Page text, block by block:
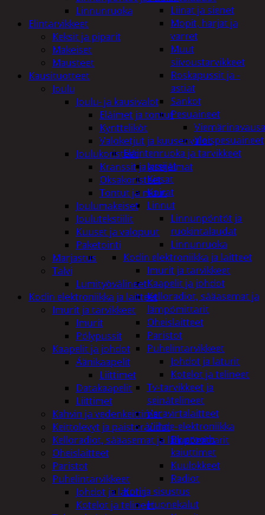
Liinat ja sienet
Mopit, harjat ja
varret
Muut
siivoustarvikkeet
Roskapussit ja -
astiat
Sankot
Pesuaineet
Yleispesuaineet
Eläintenruoka ja tarvikkeet
Jyrsijät
Kissat
Koirat
Linnut
Linnunpöntöt ja
ruokintalaudat
Linnunruoka
Kodin elektroniikka ja laitteet
Imurit ja tarvikkeet
Kaapelit ja johdot
Kelloradiot, sääasemat ja
lämpömittarit
Oheislaitteet
Paristot
Puhelintarvikkeet
Johdot ja laturit
Kotelot ja telineet
Tv-tarvikkeet ja
seinätelineet
Varavirtalaitteet
Viihde-elektroniikka
Bluetooth
kaiuttimet
Kuulokkeet
Radiot
Koti ja sisustus
Huonekalut
Linnunruoka
Elintarvikkeet
Keksit ja piparit
Makeiset
Mausteet
Kausituotteet
Joulu
Joulu- ja kausivalot
Eläimet ja tontut
Kyntteliköt
Valoketjut ja kuusenvalot
Joulukoristeet
Kranssit ja asetelmat
Oksakoristeet
Tontut ja muut
Joulumakeiset
Joulutekstiilit
Kuuset ja valopuut
Paketointi
Marjastus
Talvi
Lumityövälineet
Kodin elektroniikka ja laitteet
Imurit ja tarvikkeet
Imurit
Pölypussit
Kaapelit ja johdot
Äänikaapelit
Liittimet
Datakaapelit
Liittimet
Kahvin ja vedenkeittimet
Keittolevyt ja paistoraudat
Kelloradiot, sääasemat ja lämpömittarit
Oheislaitteet
Paristot
Puhelintarvikkeet
Johdot ja laturit
Kotelot ja telineet